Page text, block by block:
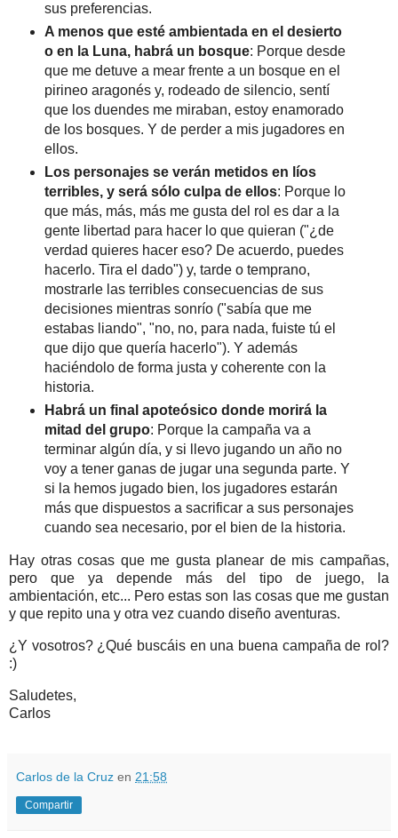
sus preferencias.
A menos que esté ambientada en el desierto
o en la Luna, habrá un bosque: Porque desde
que me detuve a mear frente a un bosque en el
pirineo aragonés y, rodeado de silencio, sentí
que los duendes me miraban, estoy enamorado
de los bosques. Y de perder a mis jugadores en
ellos.
Los personajes se verán metidos en líos
terribles, y será sólo culpa de ellos: Porque lo
que más, más, más me gusta del rol es dar a la
gente libertad para hacer lo que quieran ("¿de
verdad quieres hacer eso? De acuerdo, puedes
hacerlo. Tira el dado") y, tarde o temprano,
mostrarle las terribles consecuencias de sus
decisiones mientras sonrío ("sabía que me
estabas liando", "no, no, para nada, fuiste tú el
que dijo que quería hacerlo"). Y además
haciéndolo de forma justa y coherente con la
historia.
Habrá un final apoteósico donde morirá la
mitad del grupo: Porque la campaña va a
terminar algún día, y si llevo jugando un año no
voy a tener ganas de jugar una segunda parte. Y
si la hemos jugado bien, los jugadores estarán
más que dispuestos a sacrificar a sus personajes
cuando sea necesario, por el bien de la historia.
Hay otras cosas que me gusta planear de mis campañas,
pero que ya depende más del tipo de juego, la
ambientación, etc... Pero estas son las cosas que me gustan
y que repito una y otra vez cuando diseño aventuras.
¿Y vosotros? ¿Qué buscáis en una buena campaña de rol?
:)
Saludetes,
Carlos
Carlos de la Cruz en 21:58
Compartir